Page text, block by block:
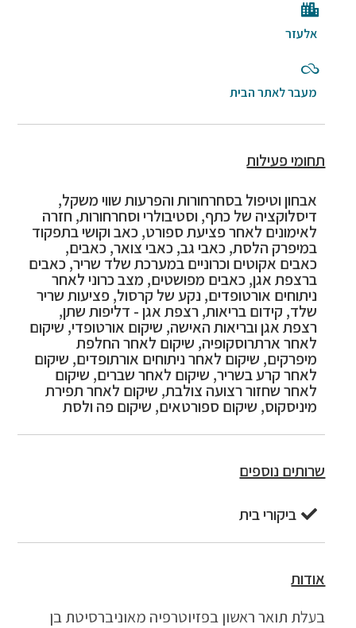
אלעזר
מעבר לאתר הבית
תחומי פעילות
אבחון וטיפול בסחרחורות והפרעות שווי משקל,
דיסלוקציה של כתף, וסטיבולרי וסחרחורות, חזרה
לאימונים לאחר פציעת ספורט, כאב וקושי בתפקוד
במיפרק הלסת, כאבי גב, כאבי צואר, כאבים,
כאבים אקוטים וכרוניים במערכת שלד שריר, כאבים
ברצפת אגן, כאבים מפושטים, מצב כרוני לאחר
ניתוחים אורטופדים, נקע של קרסול, פציעות שריר
שלד, קידום בריאות, רצפת אגן - דליפות שתן,
רצפת אגן ובריאות האישה, שיקום אורטופדי, שיקום
לאחר ארתרוסקופיה, שיקום לאחר החלפת
מיפרקים, שיקום לאחר ניתוחים אורתופדים, שיקום
לאחר קרע בשריר, שיקום לאחר שברים, שיקום
לאחר שחזור רצועה צולבת, שיקום לאחר תפירת
מיניסקוס, שיקום ספורטאים, שיקום פה ולסת
שרותים נוספים
ביקורי בית
אודות
בעלת תואר ראשון בפזיוטרפיה מאוניברסיטת בן